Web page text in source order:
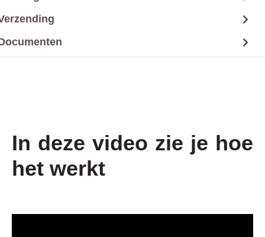
In deze video zie je hoe
het werkt